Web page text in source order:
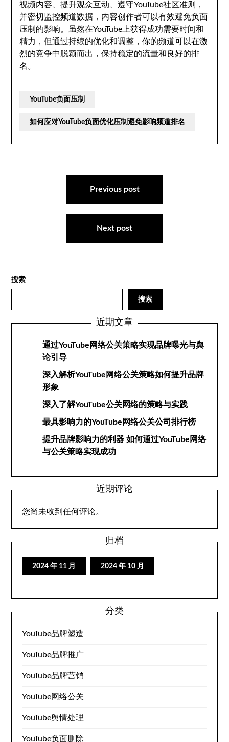
视频内容、提升观众互动、遵守YouTube社区准则，
并密切监控频道数据，内容创作者可以有效避免负面
压制的影响。虽然在YouTube上获得成功需要时间和
精力，但通过持续的优化和调整，你的频道可以在激
烈的竞争中脱颖而出，保持稳定的流量和良好的排
名。
YouTube负面压制
如何应对YouTube负面优化压制避免影响频道排名
Previous post
Next post
搜索
搜索
近期文章
通过YouTube网络公关策略实现品牌曝光与舆
论引导
深入解析YouTube网络公关策略如何提升品牌
形象
深入了解YouTube公关网络的策略与实践
最具影响力的YouTube网络公关公司排行榜
提升品牌影响力的利器 如何通过YouTube网络
与公关策略实现成功
近期评论
您尚未收到任何评论。
归档
2024 年 11 月 2024 年 10 月
分类
YouTube品牌塑造
YouTube品牌推广
YouTube品牌营销
YouTube网络公关
YouTube舆情处理
YouTube负面删除